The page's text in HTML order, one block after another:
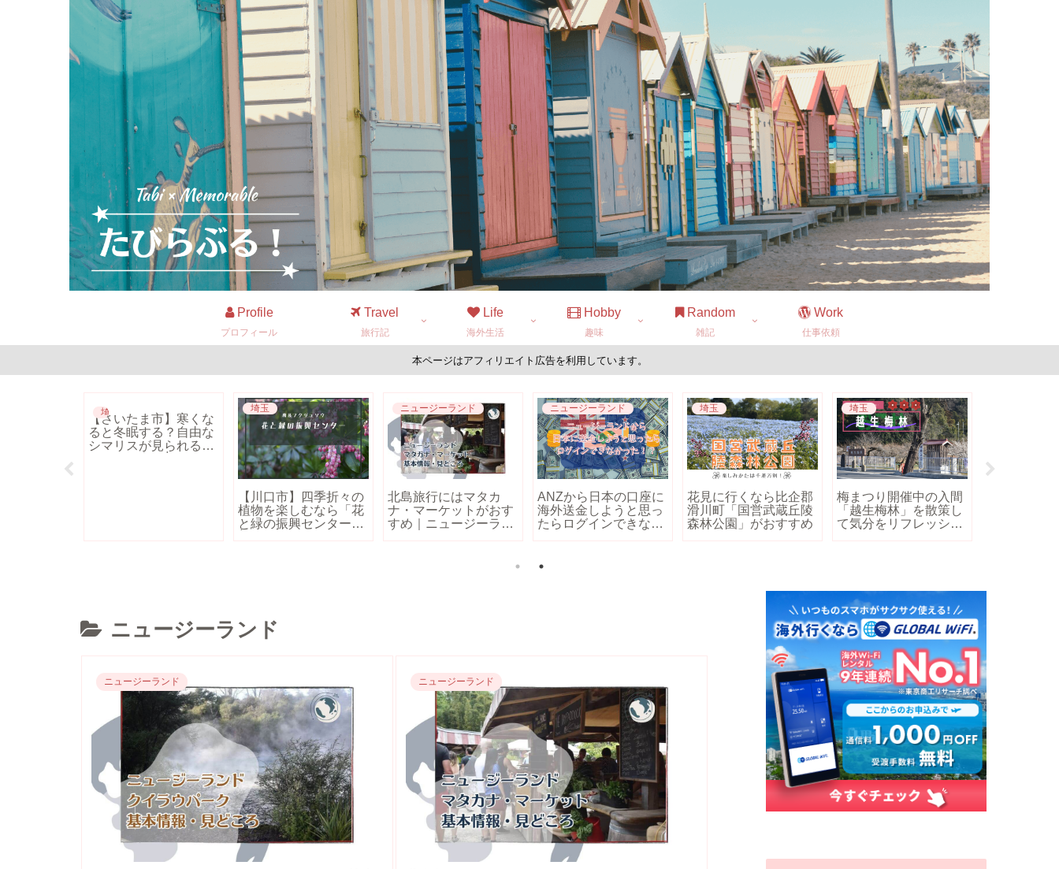
Profile
プロフィール
Travel
旅行記
Life
海外生活
Hobby
趣味
Random
雑記
Work
仕事依頼
本ページはアフィリエイト広告を利用しています。
埼玉
【さいたま市】寒くな
ると冬眠する？自由な
シマリスが見られる
埼玉
【川口市】四季折々の
植物を楽しむなら「花
と緑の振興センター」
ニュージーランド
北島旅行にはマタカ
ナ・マーケットがおす
すめ｜ニュージーラン
ニュージーランド
ANZから日本の口座に
海外送金しようと思っ
たらログインできな
埼玉
花見に行くなら比企郡
滑川町「国営武蔵丘陵
森林公園」がおすすめ
埼玉
梅まつり開催中の入間
「越生梅林」を散策し
て気分をリフレッシ
ニュージーランド
ニュージーランド ニュージーランド